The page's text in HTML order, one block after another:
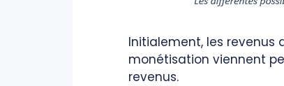
Initialement, les
monétisation viennent
revenus.